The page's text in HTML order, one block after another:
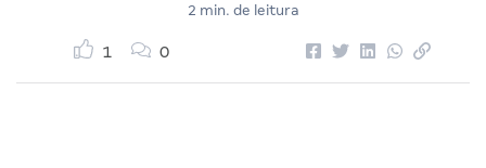
2 min. de leitura
1 0